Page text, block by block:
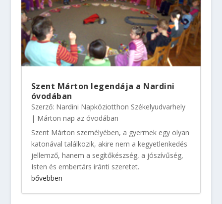
Szent Márton legendája a Nardini
óvodában
Szerző: Nardini Napköziotthon Székelyudvarhely
| Márton nap az óvodában
Szent Márton személyében, a gyermek egy olyan
katonával találkozik, akire nem a kegyetlenkedés
jellemző, hanem a segítőkészség, a jószívűség,
Isten és embertárs iránti szeretet.
bővebben